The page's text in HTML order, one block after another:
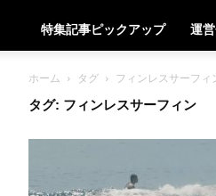
特集記事ピックアップ 運
ホーム タグ
フィンレスサーフィ
タグ: フィンレスサーフィン